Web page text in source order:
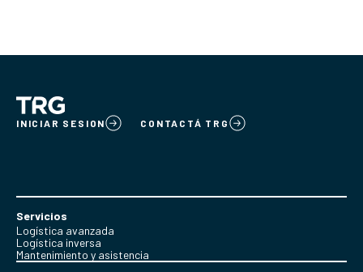
INICIAR SESION CONTACTÁ TRG
Servicios
Logística avanzada
Logística inversa
Mantenimiento y asistencia